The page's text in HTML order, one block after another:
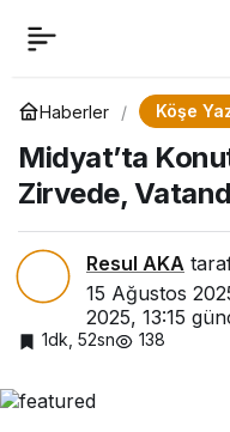
Haberler Köşe
Midyat’ta
Zirvede,
Resul AKA
15 Ağustos
2025, 13:15
1dk, 52sn 138